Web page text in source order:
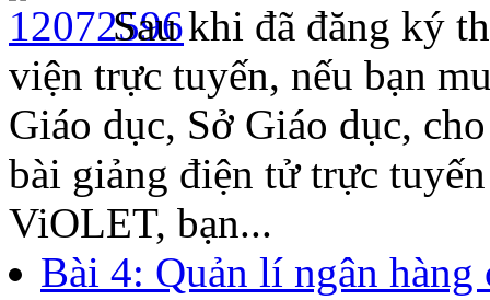
Sau khi đã đăng ký
viện trực tuyến, nếu bạn
Giáo dục, Sở Giáo dục,
bài giảng điện tử trực
ViOLET, bạn...
Bài 4: Quản lí ngân